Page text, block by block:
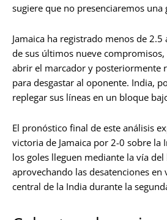
sugiere que no presenciaremos una
Jamaica ha registrado menos de
de sus últimos nueve
abrir el marcador y posteriormente
para desgastar al oponente. India,
replegar sus líneas en un bloque
El pronóstico final de este análisis
victoria de Jamaica por 2-0 sobre la
los goles lleguen mediante la vía
aprovechando las desatenciones en
central de la India durante la